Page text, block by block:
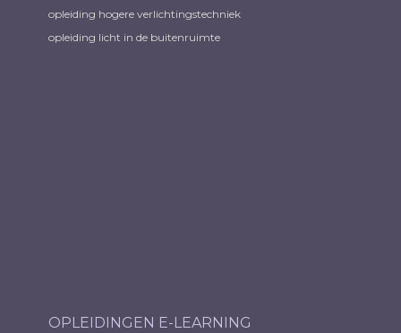
opleiding hogere verlichtingstechniek
opleiding licht in de buitenruimte
OPLEIDINGEN E-LEARNING